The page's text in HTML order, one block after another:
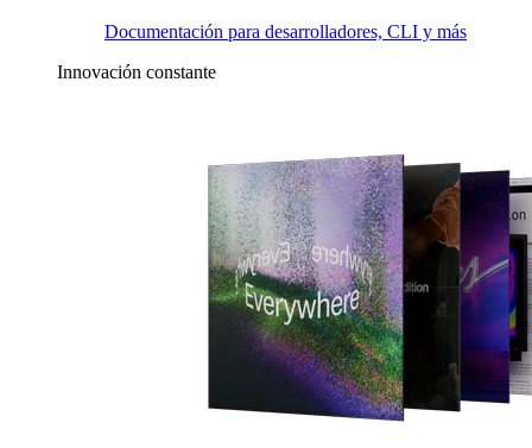
Documentación para desarrolladores, CLI y más
Innovación constante